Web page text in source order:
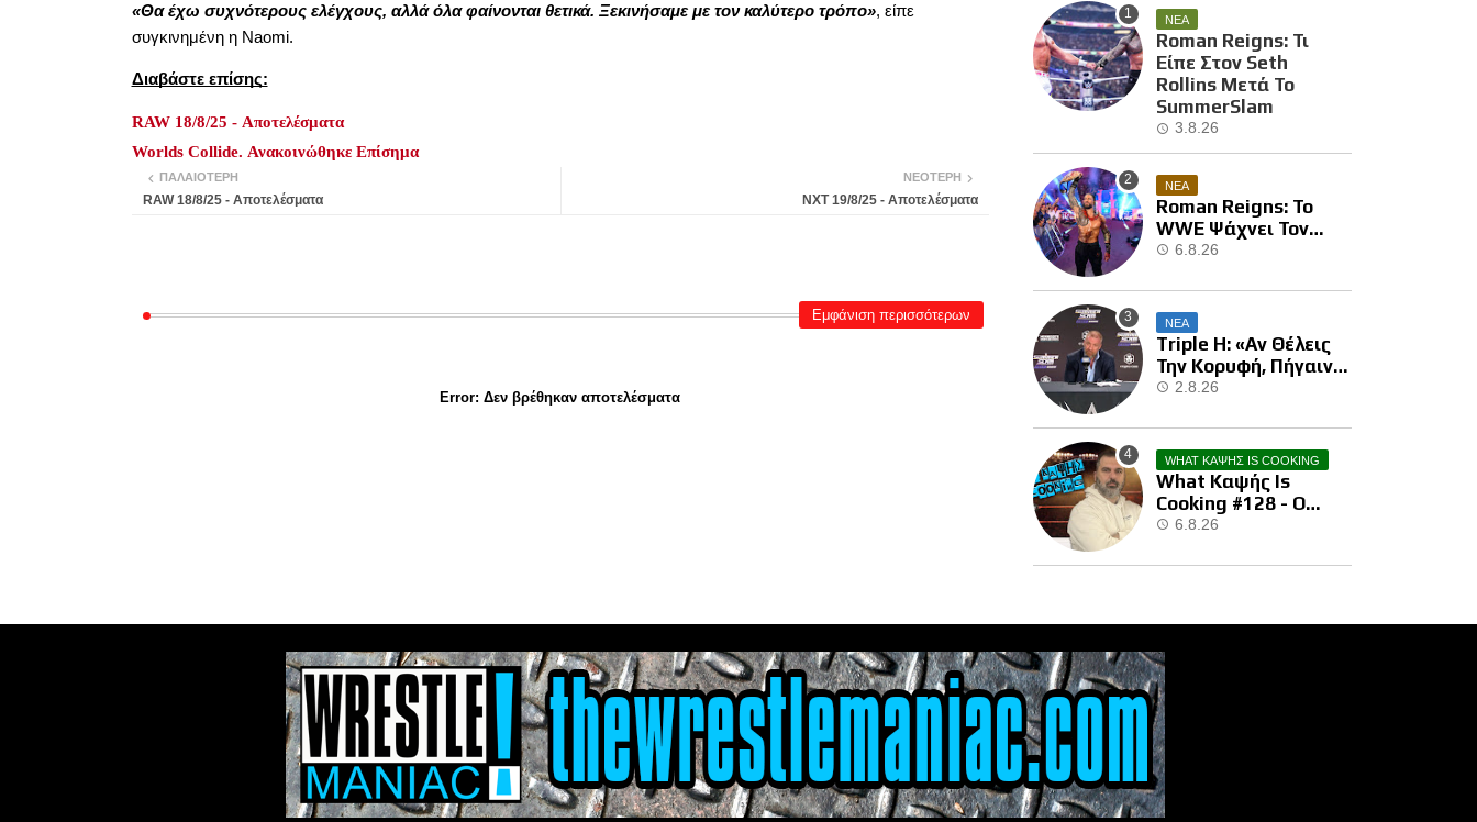
«Θα έχω συχνότερους ελέγχους, αλλά όλα φαίνονται θετικά. Ξεκινήσαμε με τον καλύτερο τρόπο», είπε
συγκινημένη η Naomi.
Διαβάστε επίσης:
RAW 18/8/25 - Αποτελέσματα
Worlds Collide. Ανακοινώθηκε Επίσημα
ΝΕΌΤΕΡΗ
NXT 19/8/25 - Αποτελέσματα
ΠΑΛΑΙΌΤΕΡΗ
RAW 18/8/25 - Αποτελέσματα
Εμφάνιση περισσότερων
Error: Δεν βρέθηκαν αποτελέσματα
ΝΕΑ
Roman Reigns: Τι
Είπε Στον Seth
Rollins Μετά Το
SummerSlam
3.8.26
ΝΕΑ
Roman Reigns: Το
WWE Ψάχνει Τον
Επόμενο Διεκδικητή
6.8.26
ΝΕΑ
Triple H: «Αν Θέλεις
Την Κορυφή, Πήγαινε
Και Κέρδισε Την»
2.8.26
WHAT ΚΑΨΗΣ IS COOKING
What Καψής Is
Cooking #128 - Ο
Brock Μας Την
6.8.26